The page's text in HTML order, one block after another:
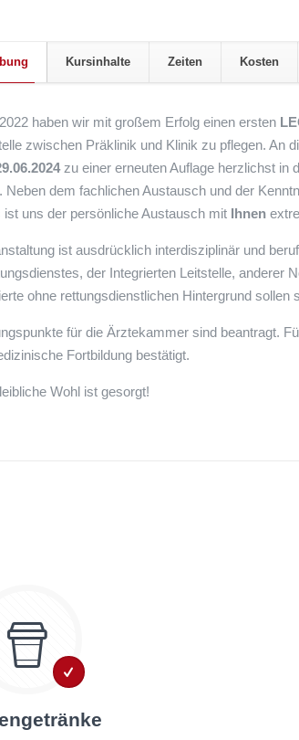
Kursinhalte Zeiten Kosten
haben wir mit großem Erfolg einen ersten
zwischen Präklinik und Klinik zu pflegen. An
zu einer erneuten Auflage herzlichst in
Neben dem fachlichen Austausch und der
ist uns der persönliche Austausch mit Ihnen
ist ausdrücklich interdisziplinär und
der Integrierten Leitstelle, anderer
ohne rettungsdienstlichen Hintergrund sollen
für die Ärztekammer sind beantragt.
Fortbildung bestätigt.
Wohl ist gesorgt!